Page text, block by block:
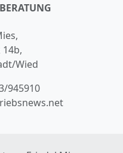
Wied
945910